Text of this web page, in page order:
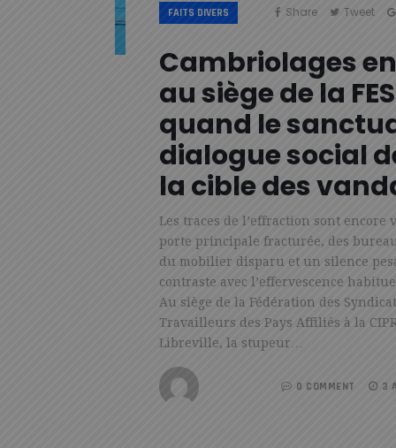
FAITS DIVERS Share Tweet
Cambriolages
au siège de la
quand le
dialogue social
la cible des
Les traces de l’effraction sont encore
porte principale fracturée, des
du mobilier disparu et un silence
contraste avec l’effervescence
Au siège de la Fédération des
Travailleurs des Pays Affiliés à la
Libreville, la stupeur…
0 COMMENT 3